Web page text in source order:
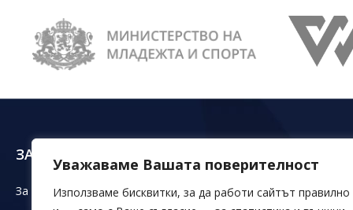
Уважаваме Вашата поверителност
Използваме бисквитки, за да работи сайтът правилно
ЗА НАС
За ДКС Зала Конгресна